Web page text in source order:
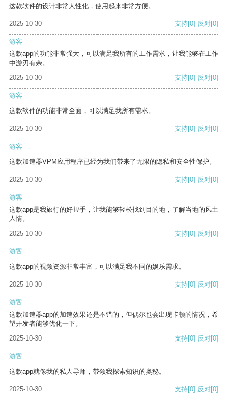
这款软件的设计非常人性化，使用起来非常方便。
2025-10-30 支持[0] 反对[0]
游客
这款app的功能非常强大，可以满足我所有的工作需求，让我能够在工作
中游刃有余。
2025-10-30
支持[0] 反对[0]
游客
这款软件的功能非常全面，可以满足我所有需求。
2025-10-30 支持[0] 反对[0]
游客
这款加速器VPM应用程序已经为我们带来了无限的隐私和安全性保护。
2025-10-30 支持[0] 反对[0]
游客
这款app是我旅行的好帮手，让我能够轻松找到目的地，了解当地的风土
人情。
2025-10-30
支持[0] 反对[0]
游客
这款app的视频资源非常丰富，可以满足我不同的娱乐需求。
2025-10-30 支持[0] 反对[0]
游客
这款加速器app的加速效果还是不错的，但偶尔也会出现卡顿的情况，希
望开发者能够优化一下。
2025-10-30
支持[0] 反对[0]
游客
这款app就像我的私人导师，带领我探索知识的奥秘。
2025-10-30 支持[0] 反对[0]